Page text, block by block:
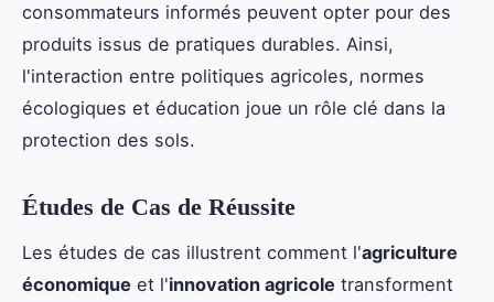
consommateurs informés peuvent opter pour des
produits issus de pratiques durables. Ainsi,
l'interaction entre politiques agricoles, normes
écologiques et éducation joue un rôle clé dans la
protection des sols.
Études de Cas de Réussite
Les études de cas illustrent comment l'agriculture
économique et l'innovation agricole transforment